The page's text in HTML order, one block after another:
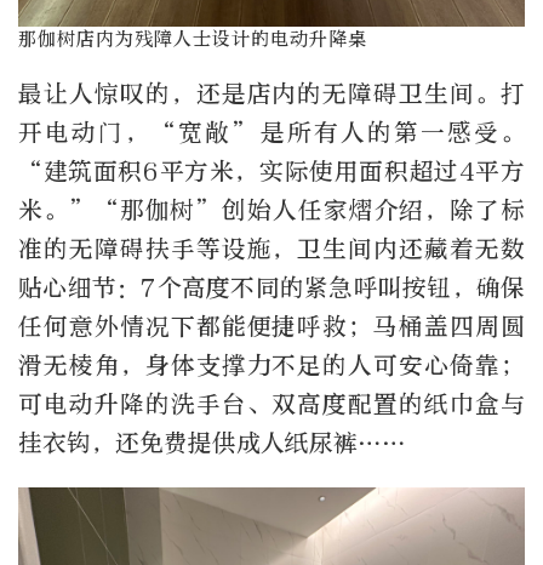
那伽树店内为残障人士设计的电动升降桌
最让人惊叹的，还是店内的无障碍卫生间。打
开电动门，“宽敞”是所有人的第一感受。
“建筑面积6平方米，实际使用面积超过4平方
米。”“那伽树”创始人任家熠介绍，除了标
准的无障碍扶手等设施，卫生间内还藏着无数
贴心细节：7个高度不同的紧急呼叫按钮，确保
任何意外情况下都能便捷呼救；马桶盖四周圆
滑无棱角，身体支撑力不足的人可安心倚靠；
可电动升降的洗手台、双高度配置的纸巾盒与
挂衣钩，还免费提供成人纸尿裤……